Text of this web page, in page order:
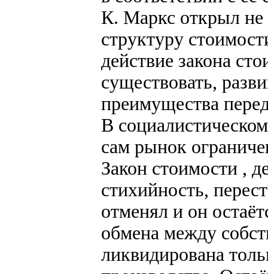
К. Маркс открыл не
структуру
действие закона
существовать,
преимущества
В
сам рынок
Закон стоимости ,
стихийность,
отменял и он
обмена между
ликвидирована